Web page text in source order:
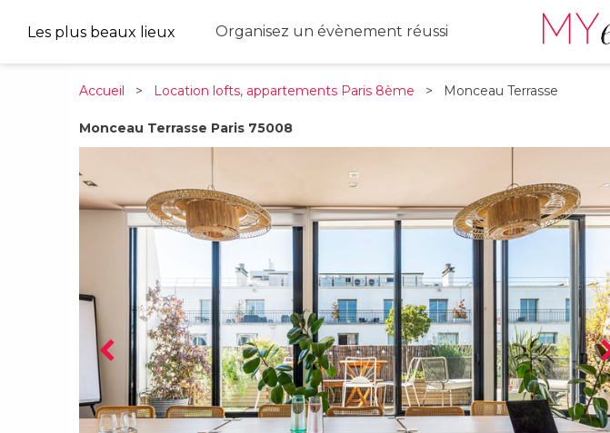
Les plus beaux lieux Organisez un évènement réussi
Accueil > Location lofts, appartements Paris 8ème > Monceau Terrasse
Monceau Terrasse Paris 75008